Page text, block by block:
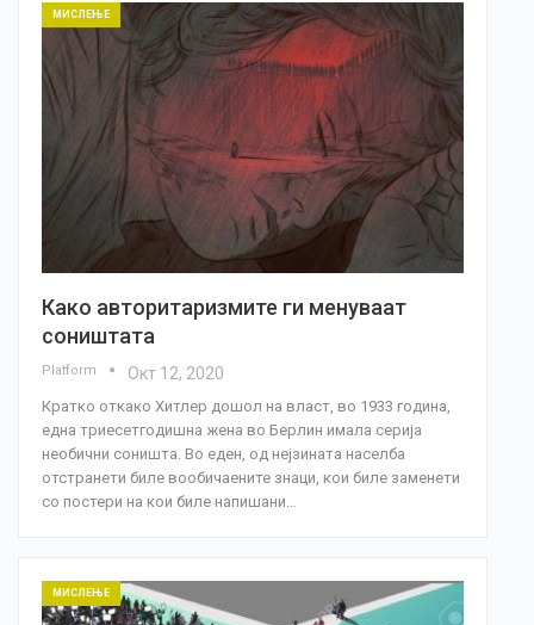
МИСЛЕЊЕ
Како авторитаризмите ги менуваат
соништата
Platform Окт 12, 2020
Кратко откако Хитлер дошол на власт, во 1933 година,
една триесетгодишна жена во Берлин имала серија
необични соништа. Во еден, од нејзината населба
отстранети биле вообичаените знаци, кои биле заменети
со постери на кои биле напишани…
МИСЛЕЊЕ